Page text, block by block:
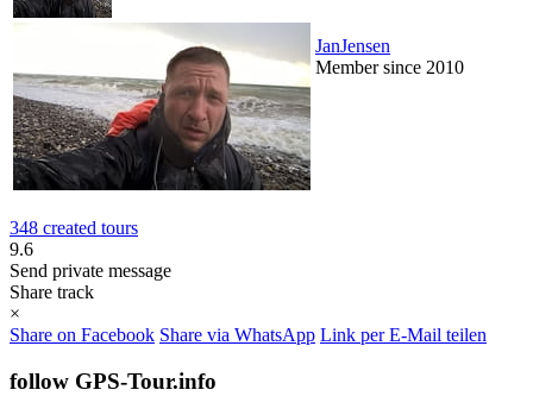
JanJensen
Member since 2010
348 created tours
9.6
Send private message
Share track
×
Share on Facebook Share via WhatsApp Link per E-Mail teilen
follow GPS-Tour.info